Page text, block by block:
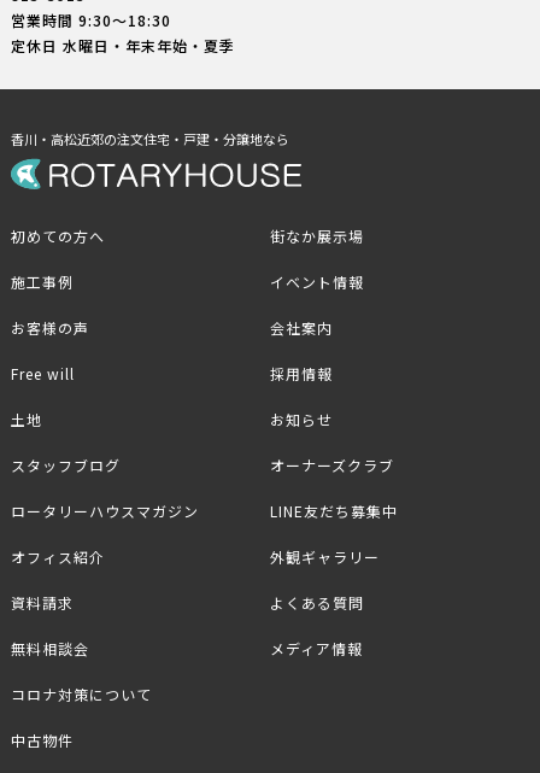
営業時間 9:30〜18:30
定休日 水曜日・年末年始・夏季
香川・高松近郊の注文住宅・戸建・分譲地なら
初めての方へ
施工事例
お客様の声
Free will
土地
街なか展示場
イベント情報
会社案内
採用情報
お知らせ
スタッフブログ
ロータリーハウスマガジン
オフィス紹介
資料請求
無料相談会
オーナーズクラブ
LINE友だち募集中
外観ギャラリー
よくある質問
メディア情報
コロナ対策について
中古物件